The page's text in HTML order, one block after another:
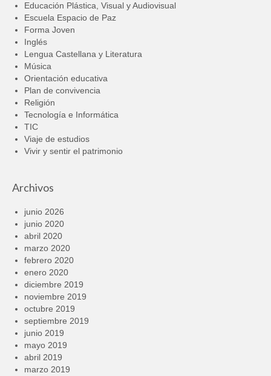
Educación Plástica, Visual y Audiovisual
Escuela Espacio de Paz
Forma Joven
Inglés
Lengua Castellana y Literatura
Música
Orientación educativa
Plan de convivencia
Religión
Tecnología e Informática
TIC
Viaje de estudios
Vivir y sentir el patrimonio
Archivos
junio 2026
junio 2020
abril 2020
marzo 2020
febrero 2020
enero 2020
diciembre 2019
noviembre 2019
octubre 2019
septiembre 2019
junio 2019
mayo 2019
abril 2019
marzo 2019